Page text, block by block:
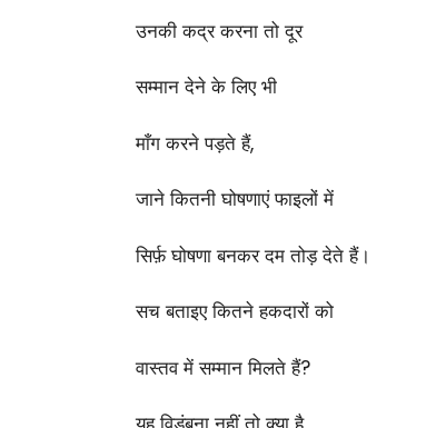
उनकी कद्र करना तो दूर
सम्मान देने के लिए भी
माँग करने पड़ते हैं,
जाने कितनी घोषणाएं फाइलों में
सिर्फ़ घोषणा बनकर दम तोड़ देते हैं।
सच बताइए कितने हकदारों को
वास्तव में सम्मान मिलते हैं?